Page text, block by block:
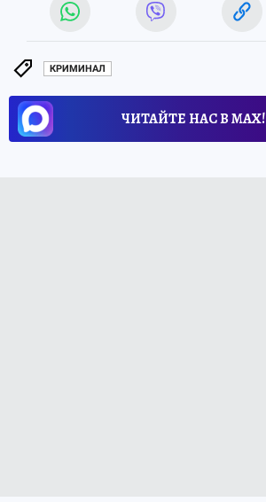
КРИМИНАЛ
ЧИТАЙТЕ НАС В МАХ!